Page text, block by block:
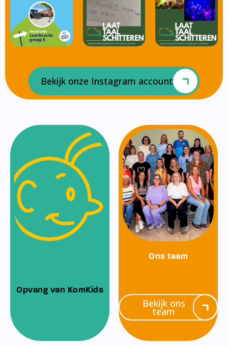
Bekijk onze Instagram account
Opvang van KomKids
Ons team
Bekijk ons
team